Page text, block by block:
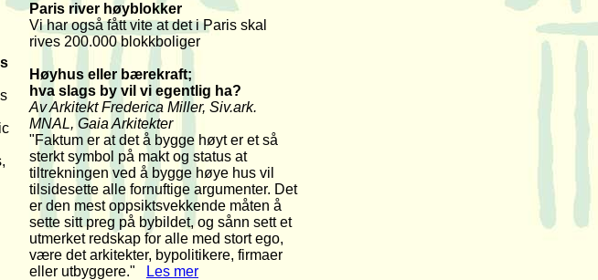
Paris river høyblokker
Vi har også fått vite at det i Paris skal
rives 200.000 blokkboliger
Høyhus eller bærekraft;
hva slags by vil vi egentlig ha?
Av Arkitekt Frederica Miller, Siv.ark.
MNAL, Gaia Arkitekter
"Faktum er at det å bygge høyt er et så
sterkt symbol på makt og status at
tiltrekningen ved å bygge høye hus vil
tilsidesette alle fornuftige argumenter. Det
er den mest oppsiktsvekkende måten å
sette sitt preg på bybildet, og sånn sett et
utmerket redskap for alle med stort ego,
være det arkitekter, bypolitikere, firmaer
eller utbyggere."
Les mer